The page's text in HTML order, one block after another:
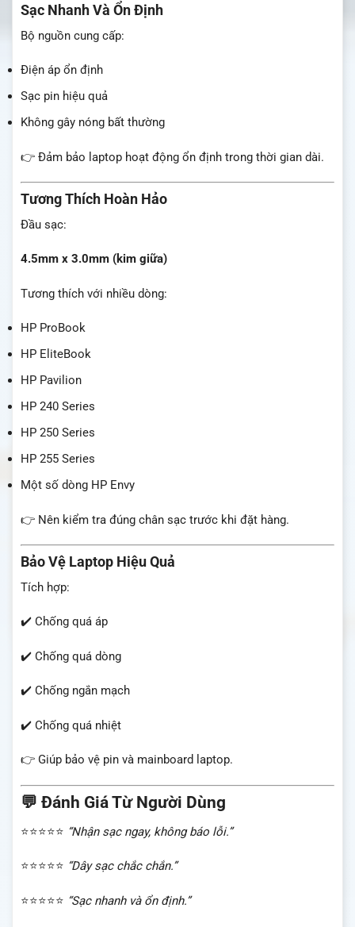
Sạc Nhanh Và Ổn Định
Bộ nguồn cung cấp:
Điện áp ổn định
Sạc pin hiệu quả
Không gây nóng bất thường
👉 Đảm bảo laptop hoạt động ổn định trong thời gian dài.
Tương Thích Hoàn Hảo
Đầu sạc:
4.5mm x 3.0mm (kim giữa)
Tương thích với nhiều dòng:
HP ProBook
HP EliteBook
HP Pavilion
HP 240 Series
HP 250 Series
HP 255 Series
Một số dòng HP Envy
👉 Nên kiểm tra đúng chân sạc trước khi đặt hàng.
Bảo Vệ Laptop Hiệu Quả
Tích hợp:
✔️ Chống quá áp
✔️ Chống quá dòng
✔️ Chống ngắn mạch
✔️ Chống quá nhiệt
👉 Giúp bảo vệ pin và mainboard laptop.
💬 Đánh Giá Từ Người Dùng
⭐⭐⭐⭐⭐ “Nhận sạc ngay, không báo lỗi.”
⭐⭐⭐⭐⭐ “Dây sạc chắc chắn.”
⭐⭐⭐⭐⭐ “Sạc nhanh và ổn định.”